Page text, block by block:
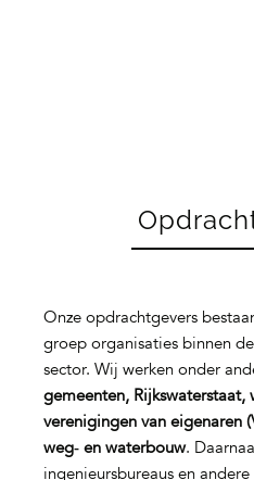
Onze opdrachtgevers
groep organisaties binnen
sector. Wij werken onder
gemeenten,
verenigingen van eigenaren
weg‑ en waterbouw.
ingenieursbureaus en